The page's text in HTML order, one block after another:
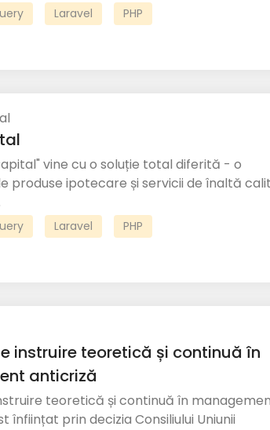
Laravel PHP
vine cu o soluție total diferită - o
produse ipotecare și servicii de înaltă
Laravel PHP
instruire teoretică și continuă în
anticriză
teoretică și continuă în
înființat prin decizia Consiliului Uniunii